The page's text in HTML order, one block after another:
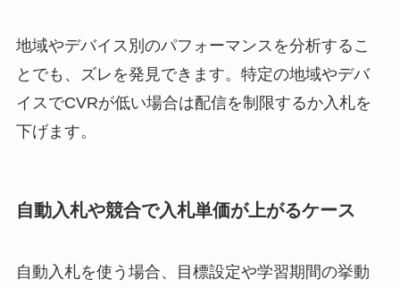
地域やデバイス別のパフォーマンスを分析するこ
とでも、ズレを発見できます。特定の地域やデバ
イスでCVRが低い場合は配信を制限するか入札を
下げます。
自動入札や競合で入札単価が上がるケース
自動入札を使う場合、目標設定や学習期間の挙動